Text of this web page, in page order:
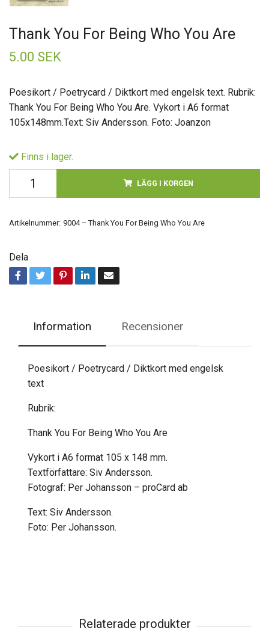
Thank You For Being Who You Are
5.00 SEK
Poesikort / Poetrycard / Diktkort med engelsk text. Rubrik:
Thank You For Being Who You Are. Vykort i A6 format
105x148mm.Text: Siv Andersson. Foto: Joanzon
Finns i lager.
LÄGG I KORGEN
Artikelnummer: 9004 – Thank You For Being Who You Are
Dela
Information Recensioner
Poesikort / Poetrycard / Diktkort med engelsk
text
Rubrik:
Thank You For Being Who You Are
Vykort i A6 format 105 x 148 mm.
Textförfattare: Siv Andersson.
Fotograf: Per Johansson – proCard ab
Text: Siv Andersson.
Foto: Per Johansson.